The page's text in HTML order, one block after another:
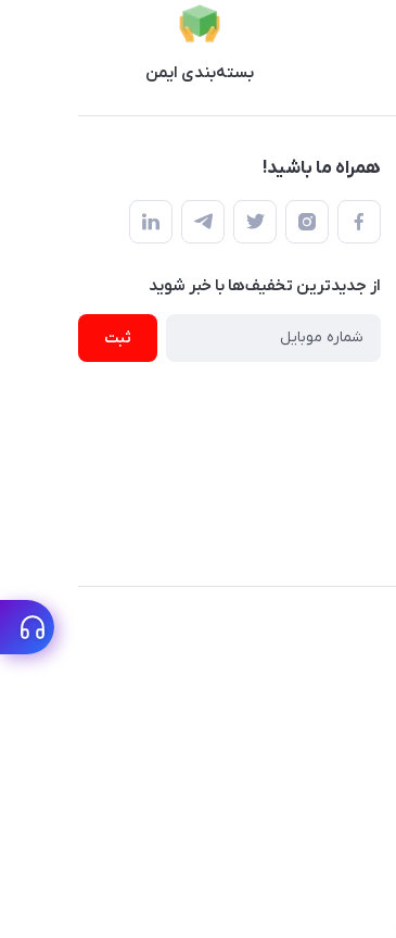
بسته‌بندی ایمن
همراه ما باشید!
از جدید‌ترین تخفیف‌ها با‌ خبر شوید
ثبت